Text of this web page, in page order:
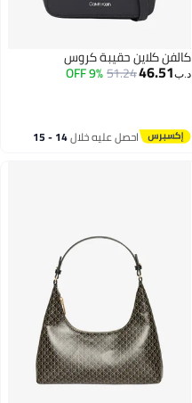
كالفن كلاين حقيبة كروس
د.ب‏46.51
51.24
9% OFF
احصل عليه خلال 14 - 15